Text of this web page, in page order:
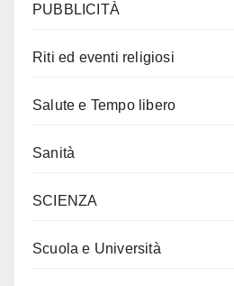
PUBBLICITÀ
Riti ed eventi religiosi
Salute e Tempo libero
Sanità
SCIENZA
Scuola e Università